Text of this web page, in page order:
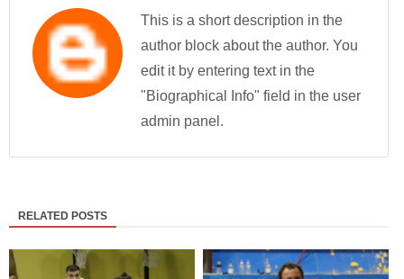
This is a short description in the
author block about the author. You
edit it by entering text in the
"Biographical Info" field in the user
admin panel.
RELATED POSTS